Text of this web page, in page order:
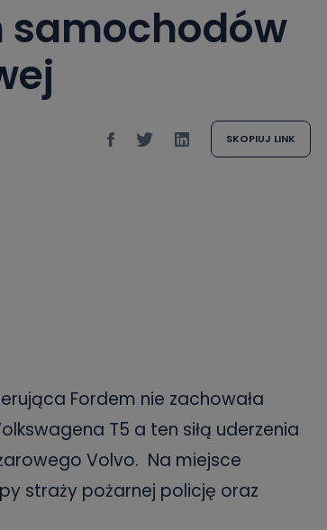
samochodów
SKOPIUJ LINK
Fordem nie zachowała
T5 a ten siłą uderzenia
Volvo. Na miejsce
straży pożarnej policję oraz